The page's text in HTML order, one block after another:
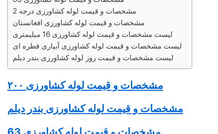
مشخصات و قیمت لوله کشاورزی درجه 2
مشخصات و قیمت لوله کشاورزی افغانستان
لیست مشخصات و قیمت لوله کشاورزی 16 میلیمتری
لیست مشخصات و قیمت لوله کشاورزی آبیاری قطره ای
لیست مشخصات و قیمت روز لوله کشاورزی بندر دیلم
مشخصات و قیمت لوله کشاورزی ۲۰۰
مشخصات و قیمت لوله کشاورزی بندر دیلم